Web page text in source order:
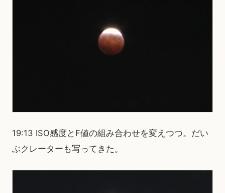
19:13 ISO感度とF値の組み合わせを変えつつ。だい
ぶクレーターも写ってきた。